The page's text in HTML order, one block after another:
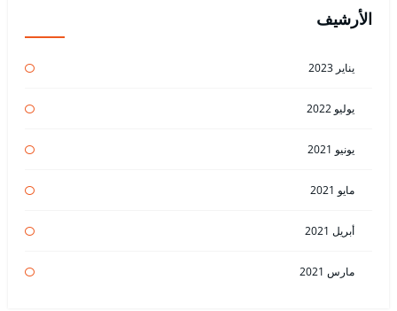
الأرشيف
يناير 2023
يوليو 2022
يونيو 2021
مايو 2021
أبريل 2021
مارس 2021